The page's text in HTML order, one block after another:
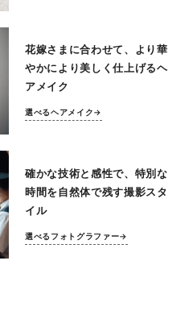
花嫁さまに合わせて、より華
やかにより美しく仕上げるヘ
アメイク
選べるヘアメイク→
確かな技術と感性で、特別な
時間を自然体で残す撮影スタ
イル
選べるフォトグラファー→